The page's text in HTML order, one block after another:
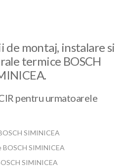
de montaj, instalare si
termice BOSCH
pentru urmatoarele
SIMINICEA
SIMINICEA
SIMINICEA